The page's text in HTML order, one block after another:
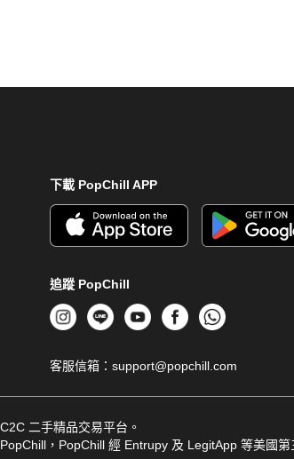
下載 PopChill APP
追蹤 PopChill
客服信箱： support@popchill.com
二手精品交易平台。
，PopChill 經 Entrupy 及 LegitApp 等美國